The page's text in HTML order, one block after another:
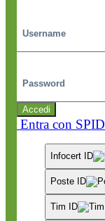
Accedi
Entra con SPID
Infocert ID
Poste ID
Tim ID